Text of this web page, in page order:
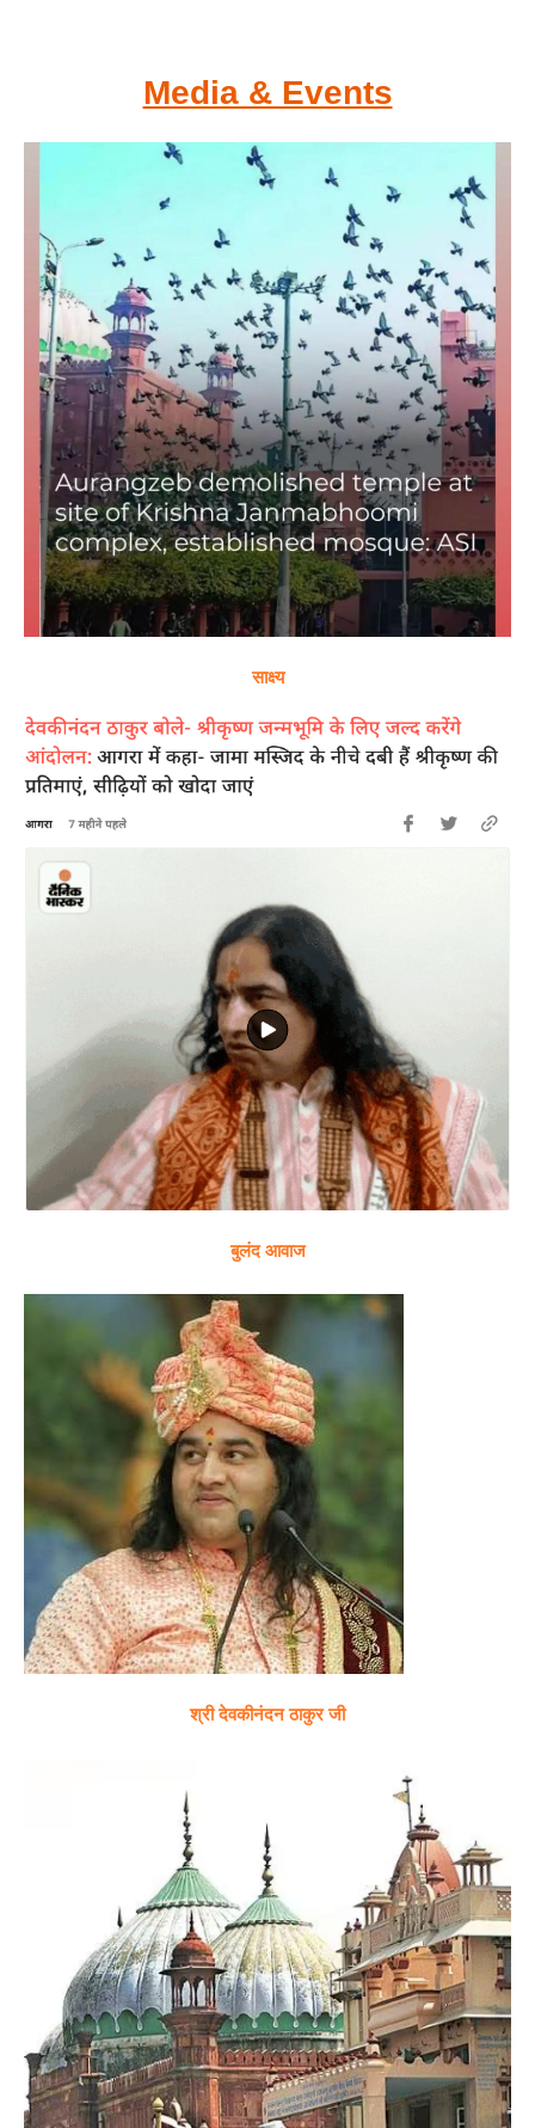
Media & Events
साक्ष्य
बुलंद आवाज
श्री देवकीनंदन ठाकुर जी